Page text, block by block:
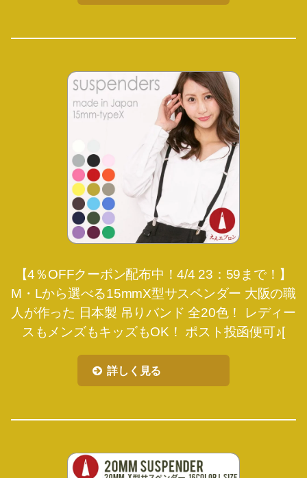
【4％OFFクーポン配布中！4/4 23：59まで！】
M・Lから選べる15mmX型サスペンダー 大阪の職
人が作った 日本製 吊りバンド 全20色！ レディー
スもメンズもキッズもOK！ ポスト投函便可♪[
詳しく見る